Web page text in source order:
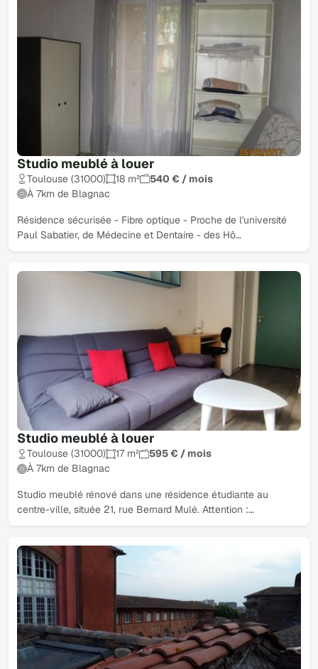
Studio meublé à louer
Toulouse (31000) 18 m²
540 € / mois
À 7km de Blagnac
Résidence sécurisée - Fibre optique - Proche de l'université
Paul Sabatier, de Médecine et Dentaire - des Hô…
Studio meublé à louer
Toulouse (31000) 17 m²
595 € / mois
À 7km de Blagnac
Studio meublé rénové dans une résidence étudiante au
centre-ville, située 21, rue Bernard Mulé. Attention :…